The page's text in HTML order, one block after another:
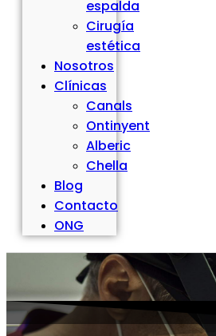
espalda
Cirugía
estética
Nosotros
Clínicas
Canals
Ontinyent
Alberic
Chella
Blog
Contacto
ONG